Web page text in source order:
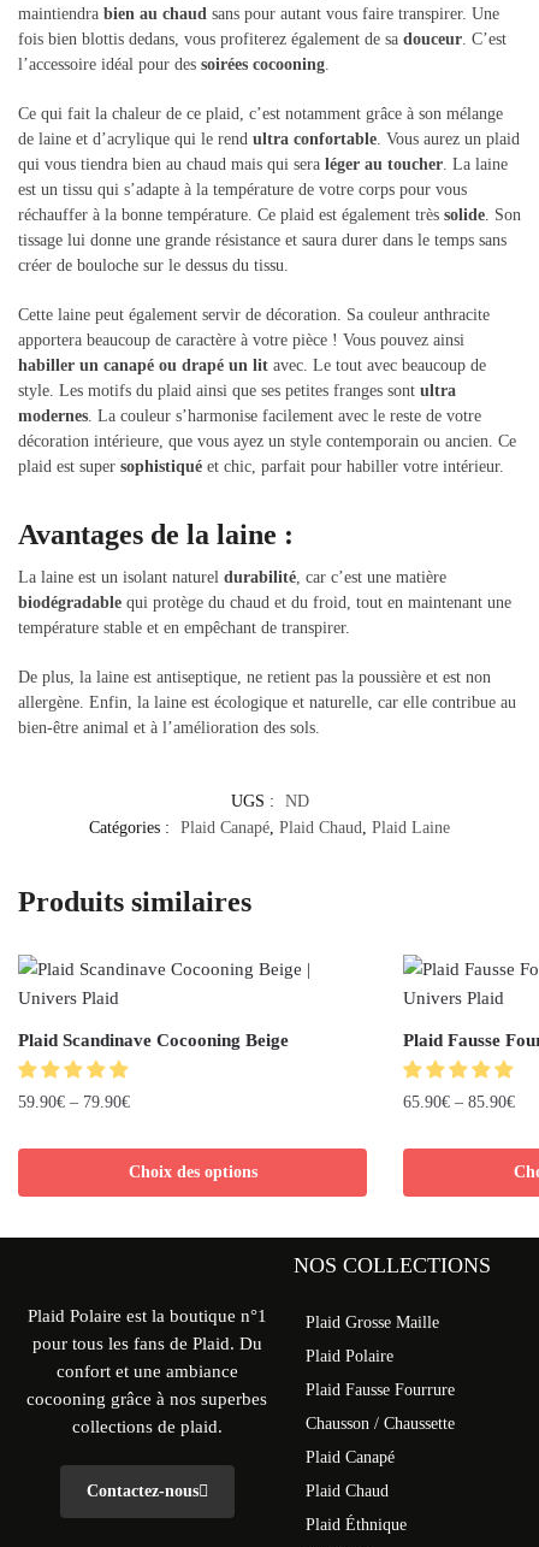
maintiendra bien au chaud sans pour autant vous faire transpirer. Une
fois bien blottis dedans, vous profiterez également de sa douceur. C’est
l’accessoire idéal pour des soirées cocooning.
Ce qui fait la chaleur de ce plaid, c’est notamment grâce à son mélange
de laine et d’acrylique qui le rend ultra confortable. Vous aurez un plaid
qui vous tiendra bien au chaud mais qui sera léger au toucher. La laine
est un tissu qui s’adapte à la température de votre corps pour vous
réchauffer à la bonne température. Ce plaid est également très solide. Son
tissage lui donne une grande résistance et saura durer dans le temps sans
créer de bouloche sur le dessus du tissu.
Cette laine peut également servir de décoration. Sa couleur anthracite
apportera beaucoup de caractère à votre pièce ! Vous pouvez ainsi
habiller un canapé ou drapé un lit avec. Le tout avec beaucoup de
style. Les motifs du plaid ainsi que ses petites franges sont ultra
modernes . La couleur s’harmonise facilement avec le reste de votre
décoration intérieure, que vous ayez un style contemporain ou ancien. Ce
plaid est super sophistiqué et chic, parfait pour habiller votre intérieur.
Avantages de la laine :
La laine est un isolant naturel durabilité , car c’est une matière
biodégradable qui protège du chaud et du froid, tout en maintenant une
température stable et en empêchant de transpirer.
De plus, la laine est antiseptique, ne retient pas la poussière et est non
allergène. Enfin, la laine est écologique et naturelle, car elle contribue au
bien-être animal et à l’amélioration des sols.
UGS :
ND
Catégories :
Plaid Canapé Plaid Chaud Plaid Laine
Produits similaires
Plaid Scandinave Cocooning Beige
59.90€ – 79.90€
Choix des options
Plaid Fausse
65.90€ – 85.90€
Plaid Polaire est la boutique n°1
pour tous les fans de Plaid. Du
confort et une ambiance
cocooning grâce à nos superbes
collections de plaid.
Contactez-nous
NOS COLLECTIONS
Plaid Grosse Maille
Plaid Polaire
Plaid Fausse Fourrure
Chausson / Chaussette
Plaid Canapé
Plaid Chaud
Plaid Éthnique